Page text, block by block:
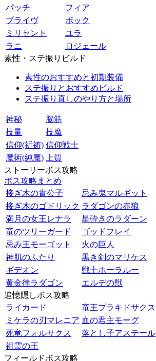
パッチ
フィア
ブライヴ
ボック
ミリセント
ユラ
ラニ
ロジェール
素性・ステ振りビルド
素性のおすすめと初期装備
ステ振りとおすすめビルド
ステ振り直しのやり方と場所
神秘
脳筋
技量
技魔
信仰(祈祷) 信仰戦士
魔術(純魔)
上質
ストーリーボス攻略
ボス攻略まとめ
接ぎ木の貴公子
忌み鬼マルギット
接ぎ木のゴドリック ラダゴンの赤狼
満月の女王レナラ
星砕きのラダーン
竜のツリーガード
ゴッドフレイ
忌み王モーゴット
火の巨人
神肌のふたり
黒き剣のマリケス
ギデオン
戦士ホーラルー
黄金律ラダゴン
エルデの獣
追憶隠しボス攻略
ライカード
竜王プラキドサクス
ミケラの刃マレニア 血の君主モーグ
死竜フォルサクス
落とし子アステール
祖霊の王
フィールドボス攻略